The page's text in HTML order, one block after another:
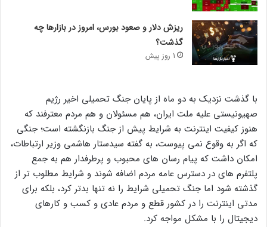
ریزش دلار و صعود بورس، امروز در بازارها چه
گذشت؟
1 روز پیش
با گذشت نزدیک به دو ماه از پایان جنگ تحمیلی اخیر رژیم
صهیونیستی علیه ملت ایران، هم مسئولان و هم مردم معترفند که
هنوز کیفیت اینترنت به شرایط پیش از جنگ بازنگشته است؛ جنگی
که اگر به وقوع نمی پیوست، به گفته سیدستار هاشمی وزیر ارتباطات،
امکان داشت که پیام رسان های محبوب و پرطرفدار هم به جمع
پلتفرم های در دسترس عامه مردم اضافه شوند و شرایط مطلوب تر از
گذشته شود اما جنگ تحمیلی شرایط را نه تنها بدتر کرد، بلکه برای
مدتی اینترنت را در کشور قطع و مردم عادی و کسب و کارهای
دیجیتال را با مشکل مواجه کرد.